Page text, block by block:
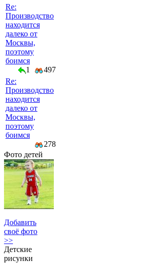
Re:
Производство
находится
далеко от
Москвы,
поэтому
боимся
1
497
Re:
Производство
находится
далеко от
Москвы,
поэтому
боимся
278
Фото детей
Добавить
своё фото
>>
Детские
рисунки